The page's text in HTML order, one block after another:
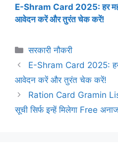
E-Shram Card 2025: हर
आवेदन करें और तुरंत चेक करें!
Categories
सरकारी नौकरी
E-Shram Card 2025:
आवेदन करें और तुरंत चेक करें!
Ration Card Gramin
सूची सिर्फ इन्हें मिलेगा Free